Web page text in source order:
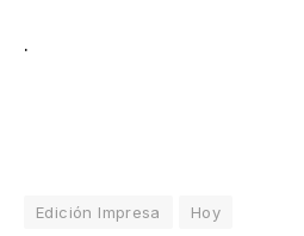
.
Edición Impresa Hoy